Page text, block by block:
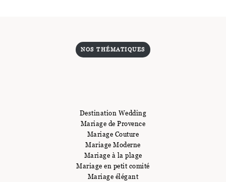
NOS THÉMATIQUES
Destination Wedding
Mariage de Provence
Mariage Couture
Mariage Moderne
Mariage à la plage
Mariage en petit comité
Mariage élégant